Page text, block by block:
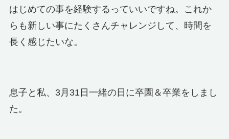
はじめての事を経験するっていいですね。これか
らも新しい事にたくさんチャレンジして、時間を
長く感じたいな。
息子と私、3月31日一緒の日に卒園＆卒業をしまし
た。